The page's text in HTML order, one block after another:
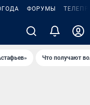
ФОРУМЫ
Что получают